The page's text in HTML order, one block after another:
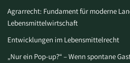
Agrarrecht: Fundament für moderne
Lebensmittelwirtschaft
Entwicklungen im Lebensmittelrecht
„Nur ein Pop-up?“ – Wenn spontane